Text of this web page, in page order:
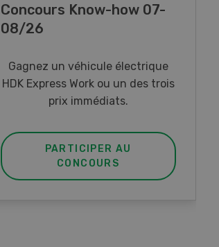
Concours Know-how 07-
08/26
Gagnez un véhicule électrique
HDK Express Work ou un des trois
prix immédiats.
PARTICIPER AU
CONCOURS